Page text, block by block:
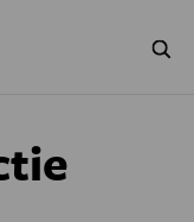
RUIMTE